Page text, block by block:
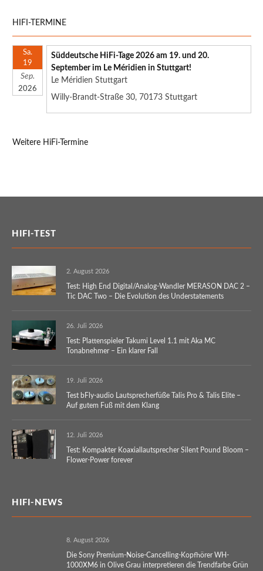
HIFI-TERMINE
Sa.
19
Sep.
2026
Süddeutsche HiFi-Tage 2026 am 19. und 20.
September im Le Méridien in Stuttgart!
Le Méridien Stuttgart
Willy-Brandt-Straße 30, 70173 Stuttgart
Weitere HiFi-Termine
HIFI-TEST
2. August 2026
Test: High End Digital/Analog-Wandler MERASON DAC 2 –
Tic DAC Two – Die Evolution des Understatements
26. Juli 2026
Test: Plattenspieler Takumi Level 1.1 mit Aka MC
Tonabnehmer – Ein klarer Fall
19. Juli 2026
Test bFly-audio Lautsprecherfüße Talis Pro & Talis Elite –
Auf gutem Fuß mit dem Klang
12. Juli 2026
Test: Kompakter Koaxiallautsprecher Silent Pound Bloom –
Flower-Power forever
HIFI-NEWS
8. August 2026
Die Sony Premium-Noise-Cancelling-Kopfhörer WH-
1000XM6 in Olive Grau interpretieren die Trendfarbe Grün